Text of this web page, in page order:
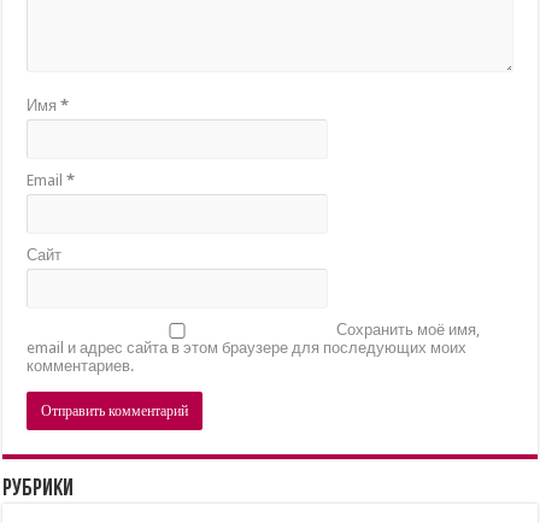
Имя*
Email*
Сайт
Сохранить моё имя,
email и адрес сайта в этом браузере для последующих моих
комментариев.
Рубрики